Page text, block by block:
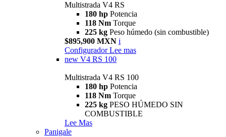
Multistrada V4 RS
180 hp Potencia
118 Nm Torque
225 kg Peso húmedo (sin combustible)
$895,900 MXN i
Configurador Lee mas
new V4 RS 100
Multistrada V4 RS 100
180 hp Potencia
118 Nm Torque
225 kg PESO HÚMEDO SIN
COMBUSTIBLE
Lee Mas
Panigale